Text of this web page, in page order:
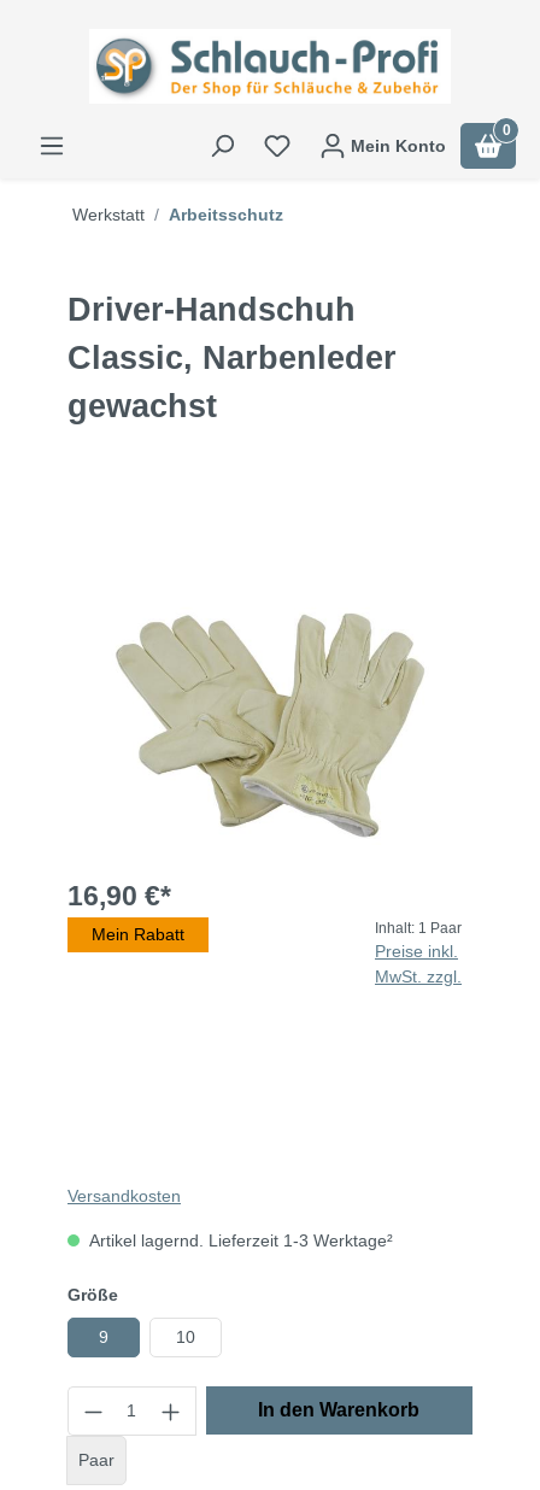
Mein Konto
0
Werkstatt Arbeitsschutz
Driver-Handschuh
Classic, Narbenleder
gewachst
16,90 €*
Mein Rabatt Inhalt: 1 Paar
Preise inkl.
MwSt. zzgl.
Versandkosten
Artikel lagernd. Lieferzeit 1-3 Werktage²
Größe
9 10
Paar
In den Warenkorb